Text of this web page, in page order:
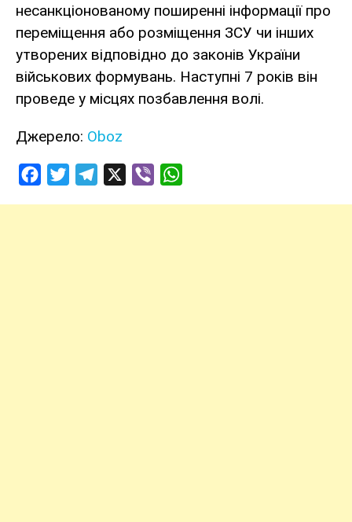
несанкціонованому поширенні інформації про
переміщення або розміщення ЗСУ чи інших
утворених відповідно до законів України
військових формувань. Наступні 7 років він
проведе у місцях позбавлення волі.
Джерело: Oboz
FacebookTwitterTelegram Viber